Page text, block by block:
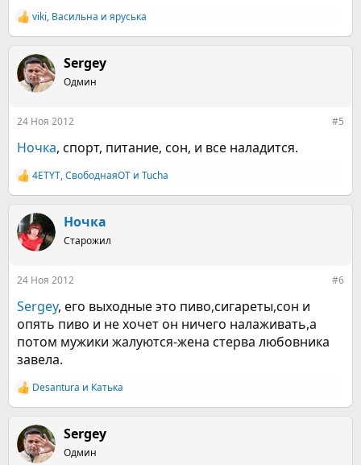
Р
е
к
ц
и
viki, Васильна и яруська
Sergey
Одмин
24 Ноя 2012 #5
Ночка, спорт, питание, сон, и все наладится.
Р
е
к
ц
и
4ETYT,СвободнаяОТ и Tucha
Ночка
Старожил
24 Ноя 2012 #6
Sergey, его выходные это пиво,сигареты,сон и
опять пиво и не хочет он ничего налаживать,а
потом мужики жалуются-жена стерва любовника
завела.
Р
е
к
ц
и
Desantura и Катька
Sergey
Одмин